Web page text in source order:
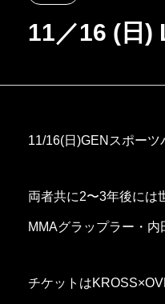
11／16 (日)
11/16(日)GENスポーツ
両者共に2〜3年後には
MMAグラップラー・内
チケットは